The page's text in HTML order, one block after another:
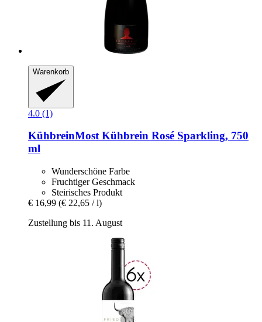
Warenkorb
4.0 (1)
KühbreinMostKühbrein Rosé Sparkling, 750
ml
Wunderschöne Farbe
Fruchtiger Geschmack
Steirisches Produkt
€ 16,99 (€ 22,65 / l)
Zustellung bis 11. August